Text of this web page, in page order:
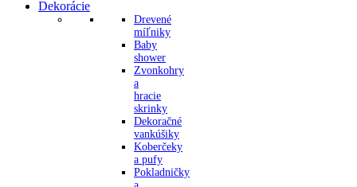
Dekorácie
Drevené
míľniky
Baby
shower
Zvonkohry
a
hracie
skrinky
Dekoračné
vankúšiky
Koberčeky
a pufy
Pokladničky